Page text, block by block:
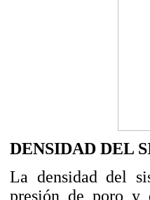
DENSIDAD DEL
La densidad del
presión de poro y